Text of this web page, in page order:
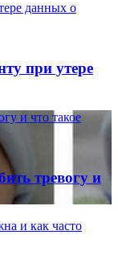
данных о
при утере
и что такое
тревогу и
и как часто